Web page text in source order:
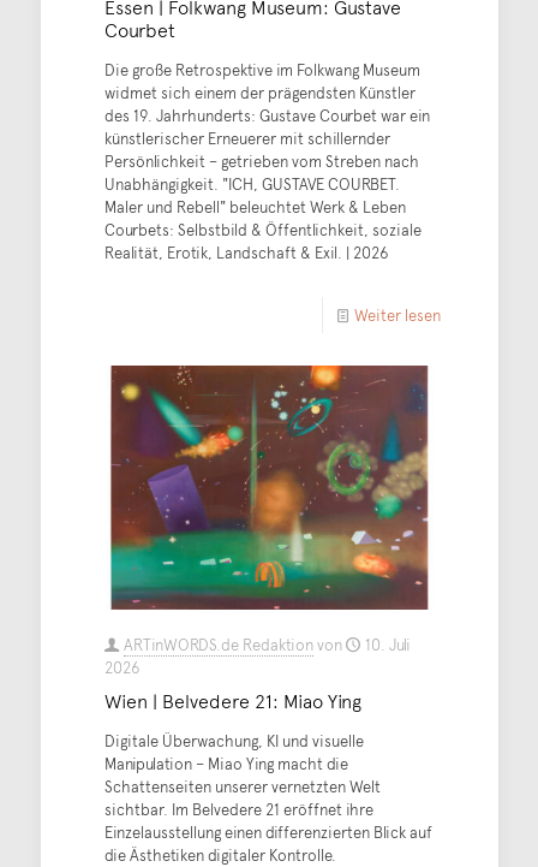
Essen | Folkwang Museum: Gustave
Courbet
Die große Retrospektive im Folkwang Museum
widmet sich einem der prägendsten Künstler
des 19. Jahrhunderts: Gustave Courbet war ein
künstlerischer Erneuerer mit schillernder
Persönlichkeit – getrieben vom Streben nach
Unabhängigkeit. "ICH, GUSTAVE COURBET.
Maler und Rebell" beleuchtet Werk & Leben
Courbets: Selbstbild & Öffentlichkeit, soziale
Realität, Erotik, Landschaft & Exil. | 2026
Weiter lesen
ARTinWORDS.de Redaktionvon
10. Juli
2026
Wien | Belvedere 21: Miao Ying
Digitale Überwachung, KI und visuelle
Manipulation – Miao Ying macht die
Schattenseiten unserer vernetzten Welt
sichtbar. Im Belvedere 21 eröffnet ihre
Einzelausstellung einen differenzierten Blick auf
die Ästhetiken digitaler Kontrolle.